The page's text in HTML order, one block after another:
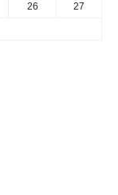
26
27